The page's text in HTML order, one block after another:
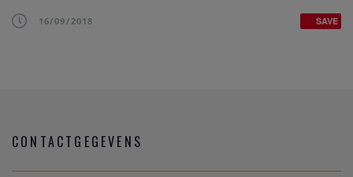
16/09/2018 SAVE
CONTACTGEGEVENS